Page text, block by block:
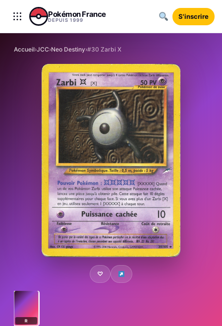
Aller au contenu
Pokémon France
DEPUIS 1999 S'inscrire
Accueil›JCC›Neo Destiny›#30 Zarbi X
♡
R